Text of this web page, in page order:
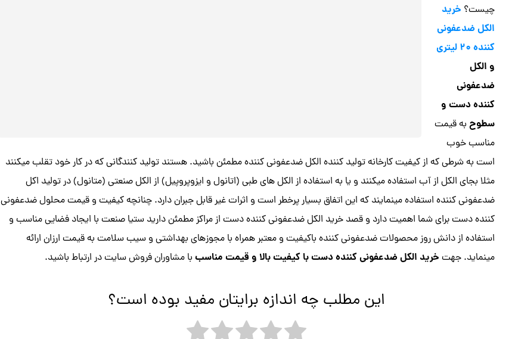
چیست؟ خرید
الکل ضدعفونی
کننده 20 لیتری
و الکل
ضدعفونی
کننده دست و
سطوحبه قیمت
مناسب خوب
است به شرطی که از کیفیت کارخانه تولید کننده الکل ضدعفونی کننده مطمئن باشید. هستند تولید کنندگانی که در کار خود تقلب میکنند
مثلا بجای الکل از آب استفاده میکنند و یا به استفاده از الکل های طبی (اتانول و ایزوپروپیل) از الکل صنعتی (متانول) در تولید اکل
ضدعفونی کننده استفاده مینمایند که این اتفاق بسیار پرخطر است و اثرات غیر قابل جبران دارد. چنانچه کیفیت و قیمت محلول ضدعفونی
کننده دست برای شما اهمیت دارد و قصد خرید الکل ضدعفونی کننده دست از مراکز مطمئن دارید ستیا صنعت با ایجاد فضایی مناسب و
استفاده از دانش روز محصولات ضدعفونی کننده باکیفیت و معتبر همراه با مجوزهای بهداشتی و سیب سلامت به قیمت ارزان ارائه
مینماید. جهتخرید الکل ضدعفونی کننده دست با کیفیت بالا و قیمت مناسببا مشاوران فروش سایت در ارتباط باشید.
این مطلب چه اندازه برایتان مفید بوده است؟